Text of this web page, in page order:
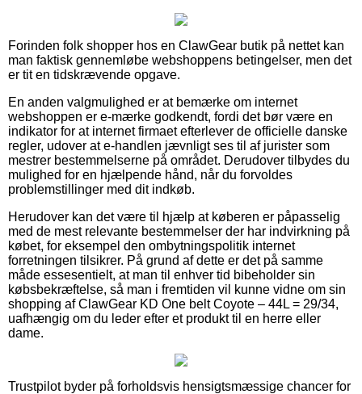
Forinden folk shopper hos en ClawGear butik på nettet kan
man faktisk gennemløbe webshoppens betingelser, men det
er tit en tidskrævende opgave.
En anden valgmulighed er at bemærke om internet
webshoppen er e-mærke godkendt, fordi det bør være en
indikator for at internet firmaet efterlever de officielle danske
regler, udover at e-handlen jævnligt ses til af jurister som
mestrer bestemmelserne på området. Derudover tilbydes du
mulighed for en hjælpende hånd, når du forvoldes
problemstillinger med dit indkøb.
Herudover kan det være til hjælp at køberen er påpasselig
med de mest relevante bestemmelser der har indvirkning på
købet, for eksempel den ombytningspolitik internet
forretningen tilsikrer. På grund af dette er det på samme
måde essesentielt, at man til enhver tid bibeholder sin
købsbekræftelse, så man i fremtiden vil kunne vidne om sin
shopping af ClawGear KD One belt Coyote – 44L = 29/34,
uafhængig om du leder efter et produkt til en herre eller
dame.
Trustpilot byder på forholdsvis hensigtsmæssige chancer for